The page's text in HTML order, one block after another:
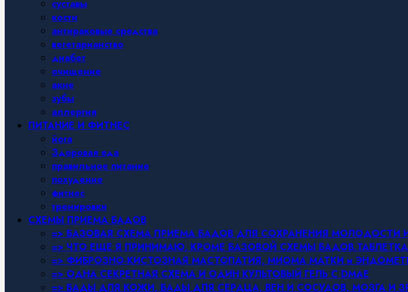
суставы
кости
антираковые средства
вегетарианство
диабет
очищение
акне
зубы
аллергия
ПИТАНИЕ И ФИТНЕС
йога
Здоровая еда
правильное питание
похудение
фитнес
тренировки
СХЕМЫ ПРИЕМА БАДОВ
=> БАЗОВАЯ СХЕМА ПРИЕМА БАДОВ ДЛЯ СОХРАНЕНИЯ
=> ЧТО ЕЩЕ Я ПРИНИМАЮ, КРОМЕ БАЗОВОЙ СХЕМЫ
=> ФИБРОЗНО-КИСТОЗНАЯ МАСТОПАТИЯ, МИОМА МАТКИ и
=> ОДНА СЕКРЕТНАЯ СХЕМА И ОДИН КУЛЬТОВЫЙ ГЕЛЬ С DMAE
=> БАДЫ ДЛЯ КОЖИ, БАДЫ ДЛЯ СЕРДЦА, ВЕН И СОСУДОВ, МОЗГА И